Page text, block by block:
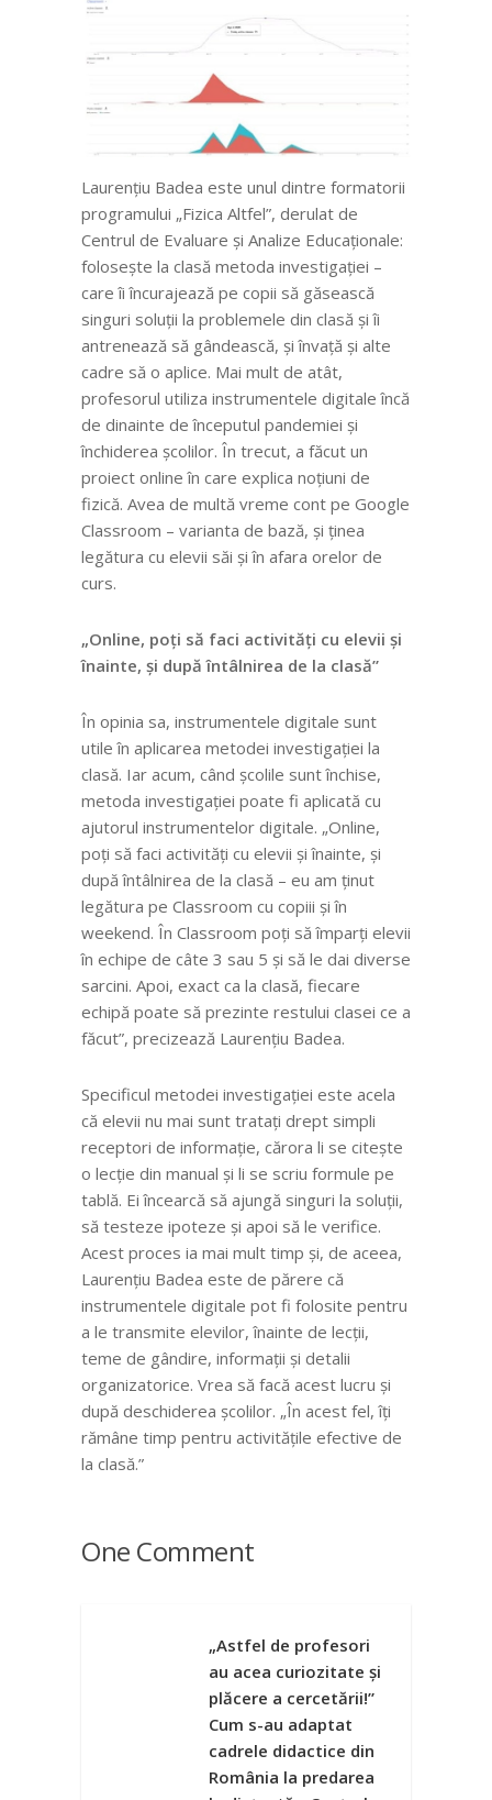
Laurențiu Badea este unul dintre formatorii
programului „Fizica Altfel”, derulat de
Centrul de Evaluare și Analize Educaționale:
folosește la clasă metoda investigației –
care îi încurajează pe copii să găsească
singuri soluții la problemele din clasă și îi
antrenează să gândească, și învață și alte
cadre să o aplice. Mai mult de atât,
profesorul utiliza instrumentele digitale încă
de dinainte de începutul pandemiei și
închiderea școlilor. În trecut, a făcut un
proiect online în care explica noțiuni de
fizică. Avea de multă vreme cont pe Google
Classroom – varianta de bază, și ținea
legătura cu elevii săi și în afara orelor de
curs.
„Online, poți să faci activități cu elevii și
înainte, și după întâlnirea de la clasă”
În opinia sa, instrumentele digitale sunt
utile în aplicarea metodei investigației la
clasă. Iar acum, când școlile sunt închise,
metoda investigației poate fi aplicată cu
ajutorul instrumentelor digitale. „Online,
poți să faci activități cu elevii și înainte, și
după întâlnirea de la clasă – eu am ținut
legătura pe Classroom cu copiii și în
weekend. În Classroom poți să împarți elevii
în echipe de câte 3 sau 5 și să le dai diverse
sarcini. Apoi, exact ca la clasă, fiecare
echipă poate să prezinte restului clasei ce a
făcut”, precizează Laurențiu Badea.
Specificul metodei investigației este acela
că elevii nu mai sunt tratați drept simpli
receptori de informație, cărora li se citește
o lecție din manual și li se scriu formule pe
tablă. Ei încearcă să ajungă singuri la soluții,
să testeze ipoteze și apoi să le verifice.
Acest proces ia mai mult timp și, de aceea,
Laurențiu Badea este de părere că
instrumentele digitale pot fi folosite pentru
a le transmite elevilor, înainte de lecții,
teme de gândire, informații și detalii
organizatorice. Vrea să facă acest lucru și
după deschiderea școlilor. „În acest fel, îți
rămâne timp pentru activitățile efective de
la clasă.”
One Comment
„Astfel de profesori
au acea curiozitate și
plăcere a cercetării!”
Cum s-au adaptat
cadrele didactice din
România la predarea